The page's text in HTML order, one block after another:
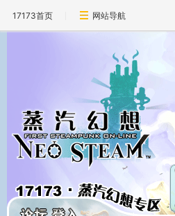
17173首页 网站导航